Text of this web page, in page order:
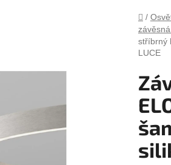
Domů
/
stříbrný
LUCE